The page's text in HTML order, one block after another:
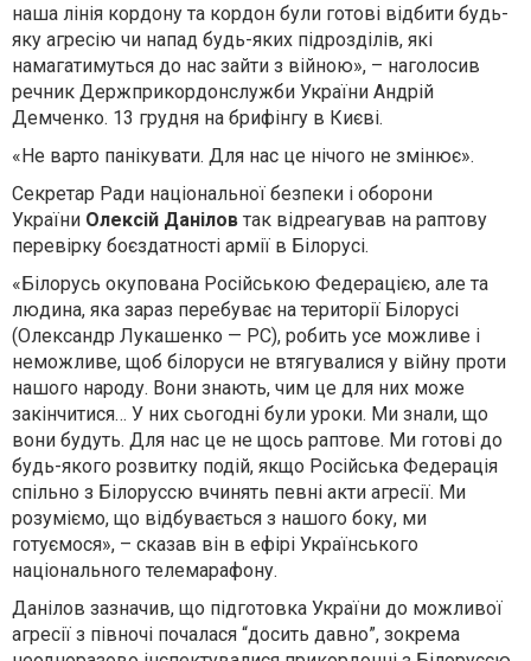
наша лінія кордону та кордон були готові відбити будь-
яку агресію чи напад будь-яких підрозділів, які
намагатимуться до нас зайти з війною», – наголосив
речник Держприкордонслужби України Андрій
Демченко. 13 грудня на брифінгу в Києві.
«Не варто панікувати. Для нас це нічого не змінює».
Секретар Ради національної безпеки і оборони
України Олексій Данілов так відреагував на раптову
перевірку боєздатності армії в Білорусі.
«Білорусь окупована Російською Федерацією, але та
людина, яка зараз перебуває на території Білорусі
(Олександр Лукашенко — РС), робить усе можливе і
неможливе, щоб білоруси не втягувалися у війну проти
нашого народу. Вони знають, чим це для них може
закінчитися… У них сьогодні були уроки. Ми знали, що
вони будуть. Для нас це не щось раптове. Ми готові до
будь-якого розвитку подій, якщо Російська Федерація
спільно з Білоруссю вчинять певні акти агресії. Ми
розуміємо, що відбувається з нашого боку, ми
готуємося», – сказав він в ефірі Українського
національного телемарафону.
Данілов зазначив, що підготовка України до можливої ​​
агресії з півночі почалася “досить давно”, зокрема